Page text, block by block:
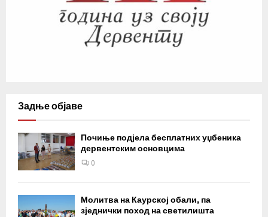
Задње објаве
Почиње подјела бесплатних уџбеника
дервентским основцима
0
Молитва на Каурској обали, па
зједнички поход на светилишта